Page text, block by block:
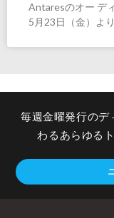
Antaresのオー デ
5月23日（金）よ
毎週金曜発行のデ
わるあらゆる